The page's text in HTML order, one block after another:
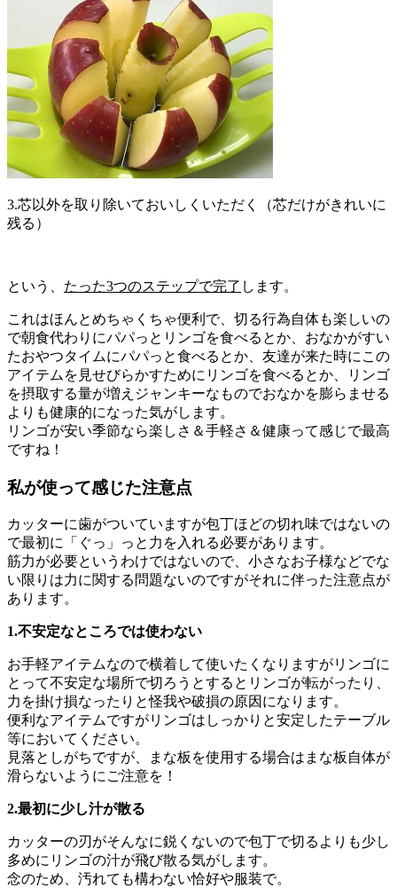
3.芯以外を取り除いておいしくいただく（芯だけがきれいに
残る）
という、 たった3つのステップで完了 します。
これはほんとめちゃくちゃ便利で、切る行為自体も楽しいの
で朝食代わりにパパっとリンゴを食べるとか、おなかがすい
たおやつタイムにパパっと食べるとか、友達が来た時にこの
アイテムを見せびらかすためにリンゴを食べるとか、リンゴ
を摂取する量が増えジャンキーなものでおなかを膨らませる
よりも健康的になった気がします。
リンゴが安い季節なら楽しさ＆手軽さ＆健康って感じで最高
ですね！
私が使って感じた注意点
カッターに歯がついていますが包丁ほどの切れ味ではないの
で最初に「ぐっ」っと力を入れる必要があります。
筋力が必要というわけではないので、小さなお子様などでな
い限りは力に関する問題ないのですがそれに伴った注意点が
あります。
1.不安定なところでは使わない
お手軽アイテムなので横着して使いたくなりますがリンゴに
とって不安定な場所で切ろうとするとリンゴが転がったり、
力を掛け損なったりと怪我や破損の原因になります。
便利なアイテムですがリンゴはしっかりと安定したテーブル
等においてください。
見落としがちですが、まな板を使用する場合はまな板自体が
滑らないようにご注意を！
2.最初に少し汁が散る
カッターの刃がそんなに鋭くないので包丁で切るよりも少し
多めにリンゴの汁が飛び散る気がします。
念のため、汚れても構わない恰好や服装で。